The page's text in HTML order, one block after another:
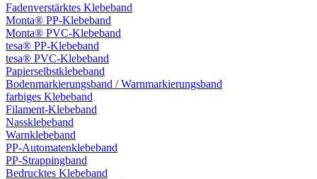
Fadenverstärktes Klebeband
Monta® PP-Klebeband
Monta® PVC-Klebeband
tesa® PP-Klebeband
tesa® PVC-Klebeband
Papierselbstklebeband
Bodenmarkierungsband / Warnmarkierungsband
farbiges Klebeband
Filament-Klebeband
Nassklebeband
Warnklebeband
PP-Automatenklebeband
PP-Strappingband
Bedrucktes Klebeband